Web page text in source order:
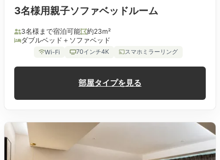
3名様用親子ソファベッドルーム
3名様まで宿泊可能
約23m²
ダブルベッド＋ソファベッド
Wi-Fi 70インチ4K スマホミラーリング
部屋タイプを見る